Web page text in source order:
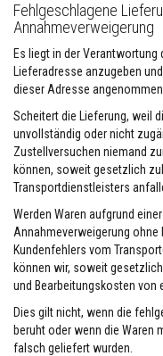
F
e
u
e
r
e
s
t
m
a
t
r
i
a
i
e
a
u
s
Fehlgeschlagene
Annahmeverweigerung
Es liegt in der
Lieferadresse anzugeben
dieser Adresse angenommen
Scheitert die Lieferung, weil
unvollständig oder nicht
Zustellversuchen niemand
können, soweit gesetzlich
Transportdienstleisters
Werden Waren aufgrund
Annahmeverweigerung ohne
Kundenfehlers vom
können wir, soweit
und Bearbeitungskosten von
Dies gilt nicht, wenn die
beruht oder wenn die Waren
falsch geliefert wurden.